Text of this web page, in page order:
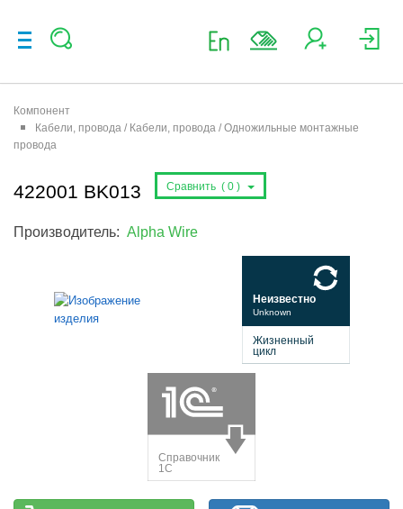
Компонент
Кабели, провода / Кабели, провода / Одножильные монтажные
провода
422001 BK013 Сравнить ( 0 )
Производитель: Alpha Wire